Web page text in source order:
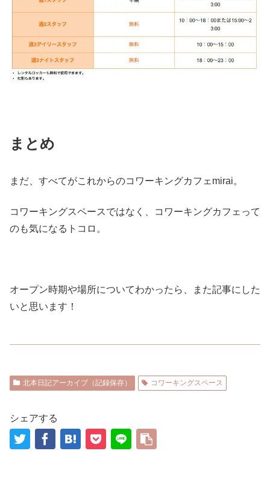
まとめ
まだ、すべてがこれからのコワーキングカフェmirai。
コワーキングスペースではなく、コワーキングカフェって
のも気になるトコロ。
オープン時期や場所についてわかったら、また記事にした
いと思います！
北本日記アーカイブ（記録保存） コワーキングスペース
シェアする